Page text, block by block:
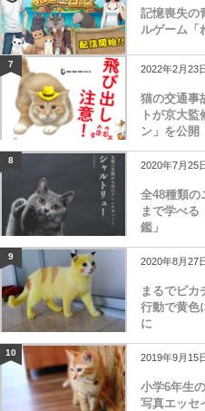
記憶喪失の
ルゲーム「
7 2022年2月23
猫の交通事
トが京大
ン」を公開
8 2020年7月25
全48種類の
まで学べる
鑑」
9 2020年8月27
まるでピ
行動で黄色
に
10 2019年9月15
小学6年生
写真エッセ